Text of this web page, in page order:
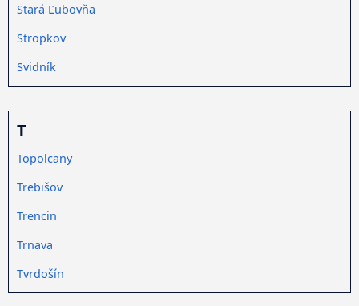
Stará Ľubovňa
Stropkov
Svidník
T
Topolcany
Trebišov
Trencin
Trnava
Tvrdošín